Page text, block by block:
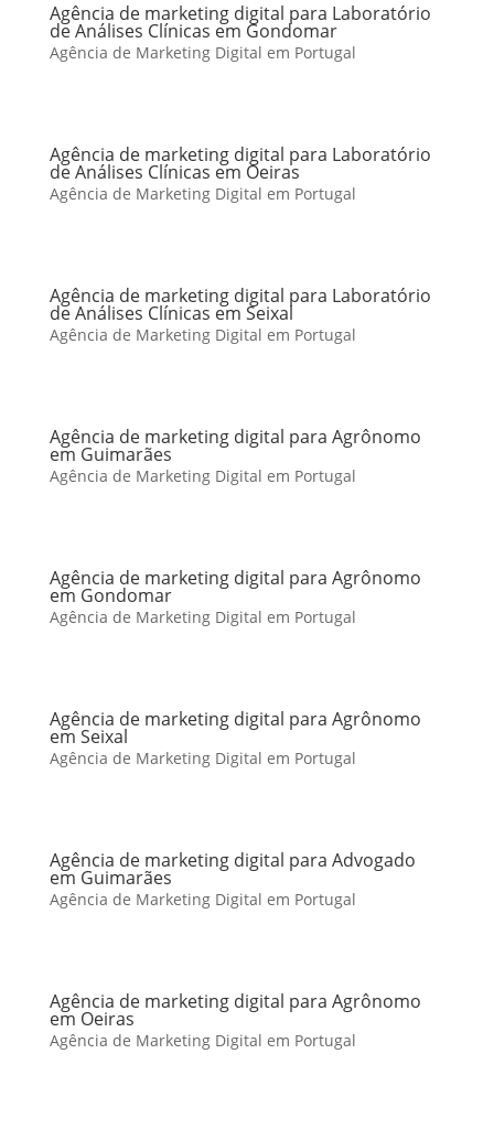
Agência de marketing digital para Laboratório
de Análises Clínicas em Gondomar
Agência de Marketing Digital em Portugal
Agência de marketing digital para Laboratório
de Análises Clínicas em Oeiras
Agência de Marketing Digital em Portugal
Agência de marketing digital para Laboratório
de Análises Clínicas em Seixal
Agência de Marketing Digital em Portugal
Agência de marketing digital para Agrônomo
em Guimarães
Agência de Marketing Digital em Portugal
Agência de marketing digital para Agrônomo
em Gondomar
Agência de Marketing Digital em Portugal
Agência de marketing digital para Agrônomo
em Seixal
Agência de Marketing Digital em Portugal
Agência de marketing digital para Advogado
em Guimarães
Agência de Marketing Digital em Portugal
Agência de marketing digital para Agrônomo
em Oeiras
Agência de Marketing Digital em Portugal